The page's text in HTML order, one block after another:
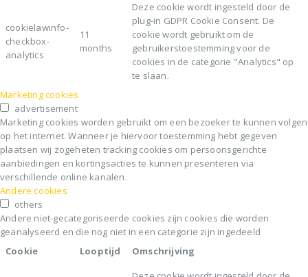
cookielawinfo-
checkbox-
analytics
11
months
Deze cookie wordt ingesteld door de
plug-in GDPR Cookie Consent. De
cookie wordt gebruikt om de
gebruikerstoestemming voor de
cookies in de categorie "Analytics" op
te slaan.
Marketing cookies
advertisement
Marketing cookies worden gebruikt om een bezoeker te kunnen volgen
op het internet. Wanneer je hiervoor toestemming hebt gegeven
plaatsen wij zogeheten tracking cookies om persoonsgerichte
aanbiedingen en kortingsacties te kunnen presenteren via
verschillende online kanalen.
Andere cookies
others
Andere niet-gecategoriseerde cookies zijn cookies die worden
geanalyseerd en die nog niet in een categorie zijn ingedeeld
Cookie
Looptijd
Omschrijving